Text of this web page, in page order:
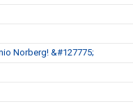
Norberg! &#127775;